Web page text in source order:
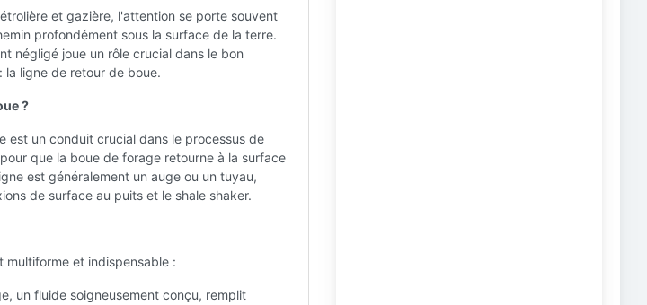
et gazière, l'attention se porte souvent
profondément sous la surface de la terre.
négligé joue un rôle crucial dans le bon
ligne de retour de boue.
?
est un conduit crucial dans le processus de
que la boue de forage retourne à la surface
est généralement un auge ou un tuyau,
de surface au puits et le shale shaker.
multiforme et indispensable :
un fluide soigneusement conçu, remplit